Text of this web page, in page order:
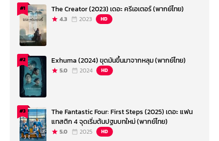
#1 The Creator (2023) เดอะ ครีเอเตอร์ (พากย์ไทย)
4.3 2023 HD
#2 Exhuma (2024) ขุดมันขึ้นมาจากหลุม (พากย์ไทย)
5.0 2024 HD
#3
The Fantastic Four: First Steps (2025) เดอะ แฟน
แทสติก 4 จุดเริ่มต้นปฐมบทใหม่ (พากย์ไทย)
5.0 2025 HD